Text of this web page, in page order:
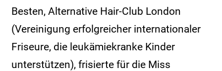
Besten, Alternative Hair-Club London
(Vereinigung erfolgreicher internationaler
Friseure, die leukämiekranke Kinder
unterstützen), frisierte für die Miss